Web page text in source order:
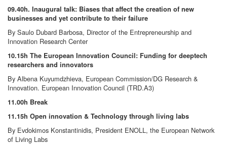
09.40h. Inaugural talk: Biases that affect the creation of new
businesses and yet contribute to their failure
By Saulo Dubard Barbosa, Director of the Entrepreneurship and
Innovation Research Center
10.15h The European Innovation Council: Funding for deeptech
researchers and innovators
By Albena Kuyumdzhieva, European Commission/DG Research &
Innovation. European Innovation Council (TRD.A3)
11.00h Break
11.15h Open innovation & Technology through living labs
By Evdokimos Konstantinidis, President ENOLL, the European Network
of Living Labs